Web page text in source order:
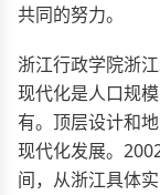
共同的努力。
浙江行政学院浙
现代化是人口规
有。顶层设计和
现代化发展。
间，从浙江具体